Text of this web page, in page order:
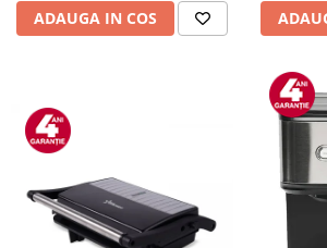
ADAUGA IN COS